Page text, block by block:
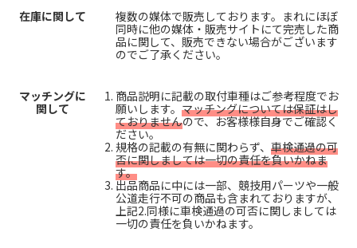
在庫に関して
複数の媒体で販売しております。まれにほぼ
同時に他の媒体・販売サイトにて完売した商
品に関して、販売できない場合がございます
のでご了承ください。
マッチングに
関して
商品説明に記載の取付車種はご参考程度でお
願いします。 マッチングについては保証はし
ておりませんので、お客様様自身でご確認く
ださい。
規格の記載の有無に関わらず、 車検通過の可
否に関しましては一切の責任を負いかねま
す。
出品商品に中には一部、競技用パーツや一般
公道走行不可の商品も含まれておりますが、
上記2.同様に車検通過の可否に関しましては
一切の責任を負いかねます。